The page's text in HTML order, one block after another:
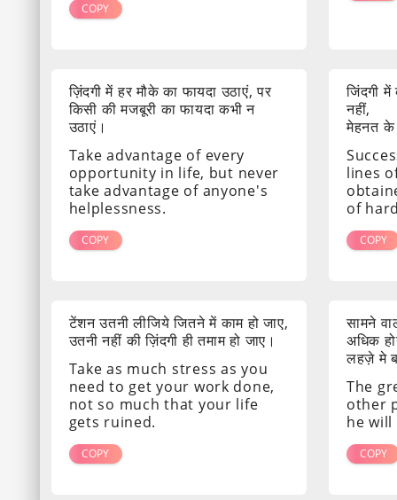
COPY
ज़िंदगी में हर मौके का फायदा उठाएं, पर
किसी की मजबूरी का फायदा कभी न
उठाएं।
Take advantage of every
opportunity in life, but never
take advantage of anyone's
helplessness.
COPY
जिंदगी में
नहीं,
मेहनत के
lines
of
COPY
टेंशन उतनी लीजिये जितने में काम हो जाए,
उतनी नहीं की ज़िंदगी ही तमाम हो जाए।
Take as much stress as you
need to get your work done,
not so much that your life
gets ruined.
COPY
सामने
अधिक
लहज़े मे
The
other
he
COPY